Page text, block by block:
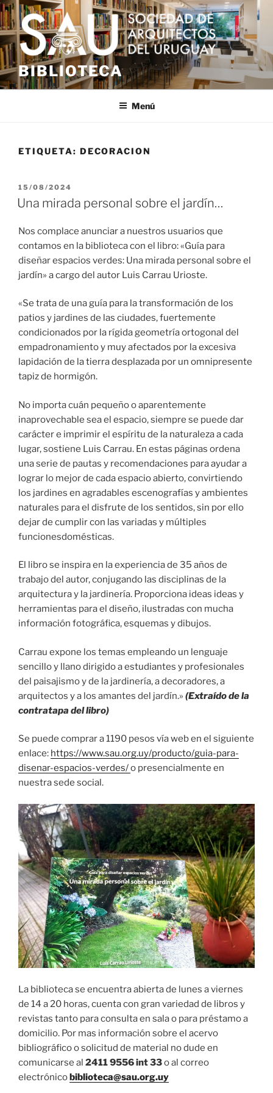
Saltar
al
contenido
BIBLIOTECA
Menú
ETIQUETA: DECORACION
PUBLICADO
EL
15/08/2024
Una mirada personal sobre el jardín…
Nos complace anunciar a nuestros usuarios que
contamos en la biblioteca con el libro: «Guía para
diseñar espacios verdes: Una mirada personal sobre el
jardín» a cargo del autor Luis Carrau Urioste.
«Se trata de una guía para la transformación de los
patios y jardines de las ciudades, fuertemente
condicionados por la rígida geometría ortogonal del
empadronamiento y muy afectados por la excesiva
lapidación de la tierra desplazada por un omnipresente
tapiz de hormigón.
No importa cuán pequeño o aparentemente
inaprovechable sea el espacio, siempre se puede dar
carácter e imprimir el espíritu de la naturaleza a cada
lugar, sostiene Luis Carrau. En estas páginas ordena
una serie de pautas y recomendaciones para ayudar a
lograr lo mejor de cada espacio abierto, convirtiendo
los jardines en agradables escenografías y ambientes
naturales para el disfrute de los sentidos, sin por ello
dejar de cumplir con las variadas y múltiples
funcionesdomésticas.
El libro se inspira en la experiencia de 35 años de
trabajo del autor, conjugando las disciplinas de la
arquitectura y la jardinería. Proporciona ideas ideas y
herramientas para el diseño, ilustradas con mucha
información fotográfica, esquemas y dibujos.
Carrau expone los temas empleando un lenguaje
sencillo y llano dirigido a estudiantes y profesionales
del paisajismo y de la jardinería, a decoradores, a
arquitectos y a los amantes del jardín.» (Extraído de la
contratapa del libro)
Se puede comprar a 1190 pesos vía web en el siguiente
enlace: https://www.sau.org.uy/producto/guia-para-
disenar-espacios-verdes/o presencialmente en
nuestra sede social.
La biblioteca se encuentra abierta de lunes a viernes
de 14 a 20 horas, cuenta con gran variedad de libros y
revistas tanto para consulta en sala o para préstamo a
domicilio. Por mas información sobre el acervo
bibliográfico o solicitud de material no dude en
comunicarse al 2411 9556 int 33o al correo
electrónicobiblioteca@sau.org.uy